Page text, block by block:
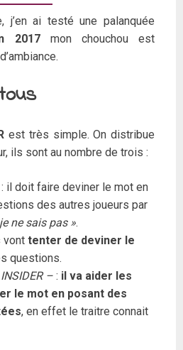
j’en ai testé une palanquée
2017mon chouchou est
est très simple. On distribue
ils sont au nombre de trois :
: il doit faire deviner le mot en
des autres joueurs par
ne sais pas ».
vonttenter de deviner le
questions.
–: il va aider les
le mot en posant des
, en effet le traitre connait